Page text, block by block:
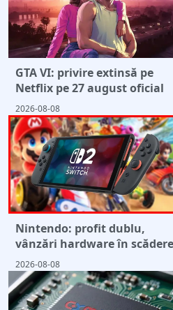
GTA VI: privire extinsă pe
Netflix pe 27 august oficial
2026-08-08
Nintendo: profit dublu,
vânzări hardware în scădere
2026-08-08